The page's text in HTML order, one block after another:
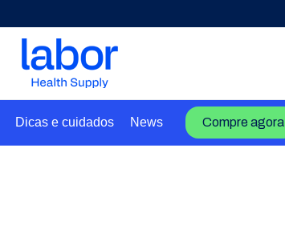
Dicas e cuidados News Compre agora